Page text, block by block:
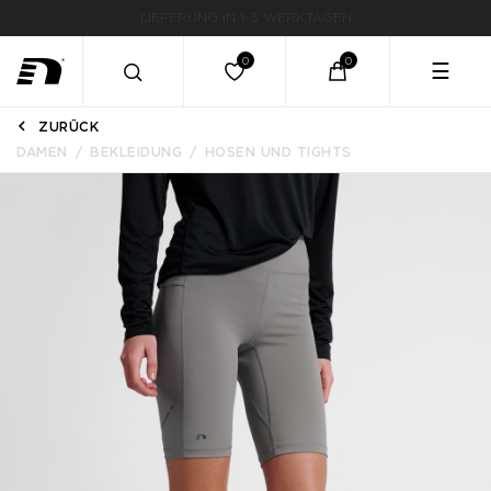
☰
ZURÜCK
DAMEN
BEKLEIDUNG HOSEN UND TIGHTS